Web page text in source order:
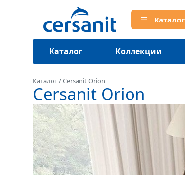
Каталог
Каталог Коллекции
Каталог/Cersanit Orion
Cersanit Orion